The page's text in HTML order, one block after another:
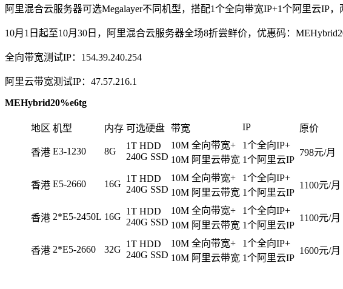
阿里混合云服务器可选Megalayer不同机型，搭配1个全向带宽IP+1个阿里云IP
10月1日起至10月30日，阿里混合云服务器全场8折尝鲜价，优惠码：
全向带宽测试IP：154.39.240.254
阿里云带宽测试IP：47.57.216.1
MEHybrid20%e6tg
地区 机型 内存 可选硬盘 带宽 IP 原价
香港 E3-1230 8G
1T HDD
240G SSD
10M 全向带宽+
10M 阿里云带宽
1个全向IP+
1个阿里云IP
798元/月
香港 E5-2660 16G
1T HDD
240G SSD
10M 全向带宽+
10M 阿里云带宽
1个全向IP+
1个阿里云IP
1100元/月
香港 2*E5-2450L 16G
1T HDD
240G SSD
10M 全向带宽+
10M 阿里云带宽
1个全向IP+
1个阿里云IP
1100元/月
香港 2*E5-2660 32G
1T HDD
240G SSD
10M 全向带宽+
10M 阿里云带宽
1个全向IP+
1个阿里云IP
1600元/月